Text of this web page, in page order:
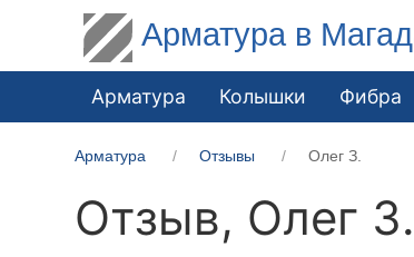
Арматура в
Арматура Колышки Фибра
Арматура Отзывы Олег З.
Отзыв, Олег З.